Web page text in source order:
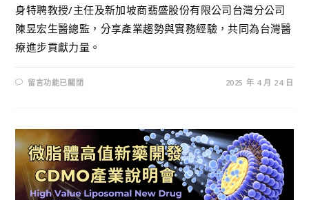
身特聘教授/主任及新加坡商翡盛股份有限公司台灣分公司
陳昱宏生醫總監，分享產業趨勢與實務經驗，共同為台灣醫
療進步貢獻力量。
留言功能已關閉 2025 年 4 月 24 日